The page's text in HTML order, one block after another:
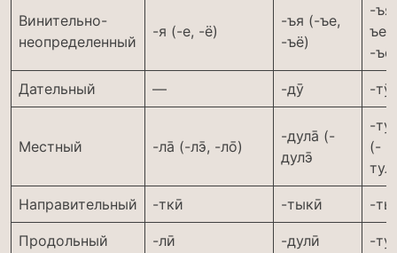
Винительно-
неопределенный
-я (-е, -ё)
-ъя (-ъе,
-ъё)
-ъя
ъе,
-ъё)
Дательный — -дӯ -тӯ
Местный -ла̄ (-лэ̄, -ло̄)
-дула̄ (-
дулэ̄
-
(-
Направительный -ткӣ -тыкӣ -
Продольный -лӣ -дулӣ -